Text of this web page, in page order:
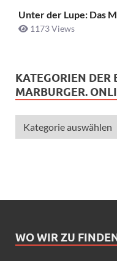
Unter der Lupe: Das
1173 Views
KATEGORIEN DER
MARBURGER.
WO WIR ZU